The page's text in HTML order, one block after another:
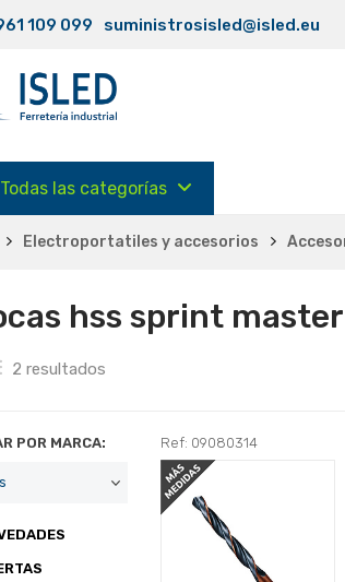
109 099 suministrosisled@isled.eu
Todas las categorías
Electroportatiles y accesorios
hss sprint master
2 resultados
POR MARCA: Ref: 09080314